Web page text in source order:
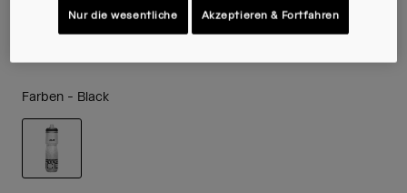
Price reduced from
34,99 €to24,49 € 30% OFF
Farben - Black
Nur die wesentliche Akzeptieren & Fortfahren